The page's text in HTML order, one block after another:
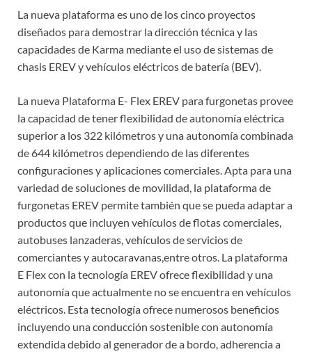
La nueva plataforma es uno de los cinco proyectos
diseñados para demostrar la dirección técnica y las
capacidades de Karma mediante el uso de sistemas de
chasis EREV y vehículos eléctricos de batería (BEV).
La nueva Plataforma E- Flex EREV para furgonetas provee
la capacidad de tener flexibilidad de autonomía eléctrica
superior a los 322 kilómetros y una autonomía combinada
de 644 kilómetros dependiendo de las diferentes
configuraciones y aplicaciones comerciales. Apta para una
variedad de soluciones de movilidad, la plataforma de
furgonetas EREV permite también que se pueda adaptar a
productos que incluyen vehículos de flotas comerciales,
autobuses lanzaderas, vehículos de servicios de
comerciantes y autocaravanas,entre otros. La plataforma
E Flex con la tecnología EREV ofrece flexibilidad y una
autonomía que actualmente no se encuentra en vehículos
eléctricos. Esta tecnología ofrece numerosos beneficios
incluyendo una conducción sostenible con autonomía
extendida debido al generador de a bordo, adherencia a